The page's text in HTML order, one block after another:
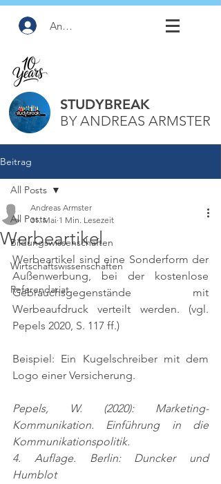
Anmelden
STUDYBREAK
BY ANDREAS ARMSTER
Beitrag
All Posts
Bildungswissenschaften
Wirtschaftswissenschaften
Referendariat
All Posts
Werbeartikel
Andreas Armster
31. Mai 1 Min. Lesezeit
Werbeartikel sind eine Sonderform der
Außenwerbung, bei der kostenlose
Gebrauchsgegenstände mit
Werbeaufdruck verteilt werden. (vgl.
Pepels 2020, S. 117 ff.)
Beispiel: Ein Kugelschreiber mit dem
Logo einer Versicherung.
Pepels, W. (2020): Marketing-
Kommunikation. Einführung in die
Kommunikationspolitik.
4. Auflage. Berlin: Duncker und
Humblot